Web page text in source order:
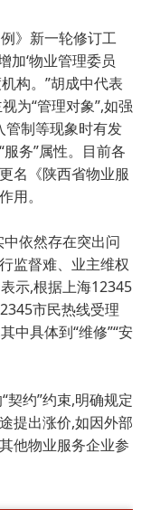
》新一轮修订工
加‘物业管理委员
构。”胡成中代表
为“管理对象”,如强
管制等现象时有发
务”属性。目前各
名《陕西省物业服
用。
依然存在突出问
监督难、业主维权
示,根据上海12345
市民热线受理
中具体到“维修”“安
契约”约束,明确规定
提出涨价,如因外部
他物业服务企业参